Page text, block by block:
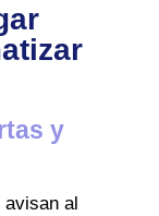
y
avisan al